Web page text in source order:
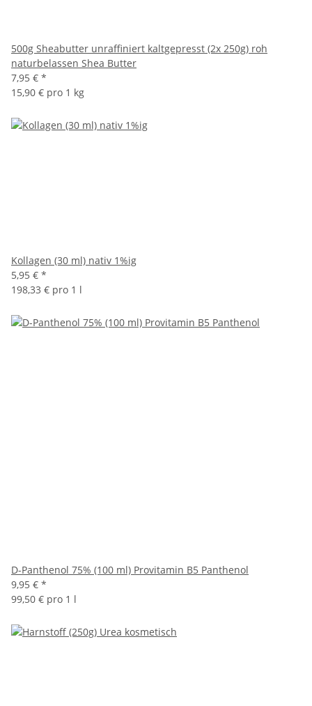
500g Sheabutter unraffiniert kaltgepresst (2x 250g) roh
naturbelassen Shea Butter
7,95 € *
15,90 € pro 1 kg
Kollagen (30 ml) nativ 1%ig
5,95 € *
198,33 € pro 1 l
D-Panthenol 75% (100 ml) Provitamin B5 Panthenol
9,95 € *
99,50 € pro 1 l